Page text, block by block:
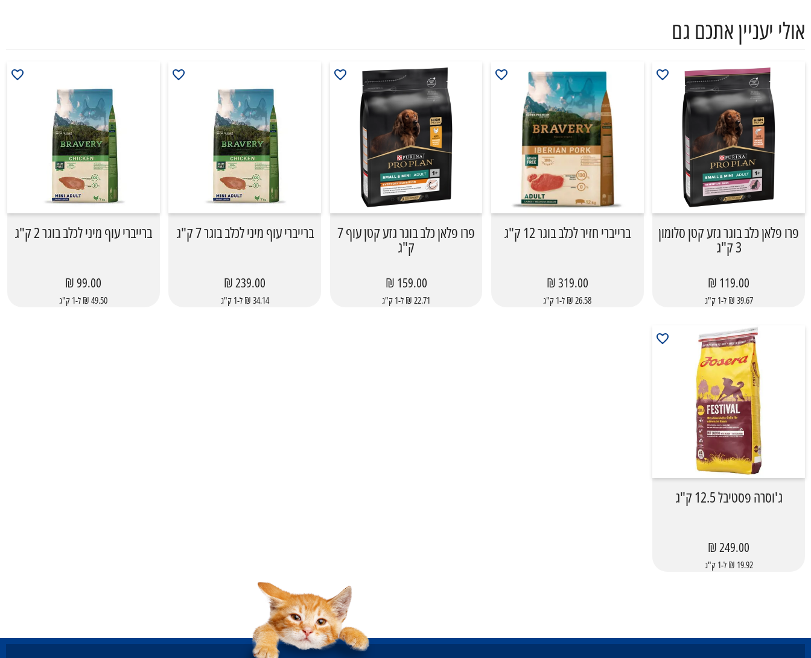
אולי יעניין אתכם גם
פרו פלאן כלב בוגר גזע קטן סלומון
3 ק"ג
119.00 ₪
39.67 ₪ ל-1 ק"ג
ברייברי חזיר לכלב בוגר 12 ק"ג
319.00 ₪
26.58 ₪ ל-1 ק"ג
פרו פלאן כלב בוגר גזע קטן עוף 7
ק"ג
159.00 ₪
22.71 ₪ ל-1 ק"ג
ברייברי עוף מיני לכלב בוגר 7 ק"ג
239.00 ₪
34.14 ₪ ל-1 ק"ג
ברייברי עוף מיני לכלב בוגר 2 ק"ג
99.00 ₪
49.50 ₪ ל-1 ק"ג
ג'וסרה פסטיבל 12.5 ק"ג
249.00 ₪
19.92 ₪ ל-1 ק"ג